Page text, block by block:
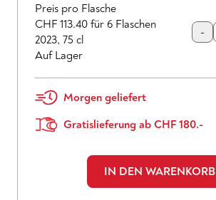
Preis pro Flasche
CHF 113.40 für 6 Flaschen
2023, 75 cl
Auf Lager
-
Morgen geliefert
Gratislieferung ab CHF 180.-
IN DEN WARENKORB